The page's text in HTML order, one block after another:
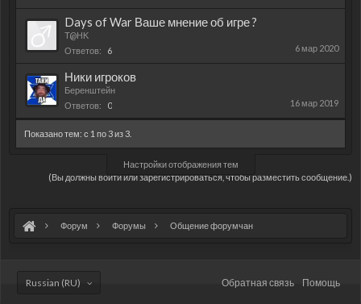
Days of War Ваше мнение об игре ?
T@HK
Ответов:
6 6 мар 2020
Ники игроков
Беренштейн
Ответов:
0 16 мар 2019
Показано тем: с 1 по 3 из 3.
Настройки отображения тем
(Вы должны войти или зарегистрироваться, чтобы разместить сообщение.)
Форум Форумы Общение форумчан
Russian (RU) Обратная связь Помощь